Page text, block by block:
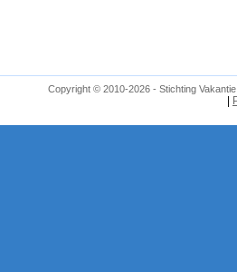
Copyright © 2010-2026 - Stichting